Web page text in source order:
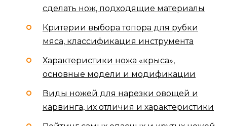
сделать нож, подходящие материалы
Критерии выбора топора для рубки
мяса, классификация инструмента
Характеристики ножа «крыса»,
основные модели и модификации
Виды ножей для нарезки овощей и
карвинга, их отличия и характеристики